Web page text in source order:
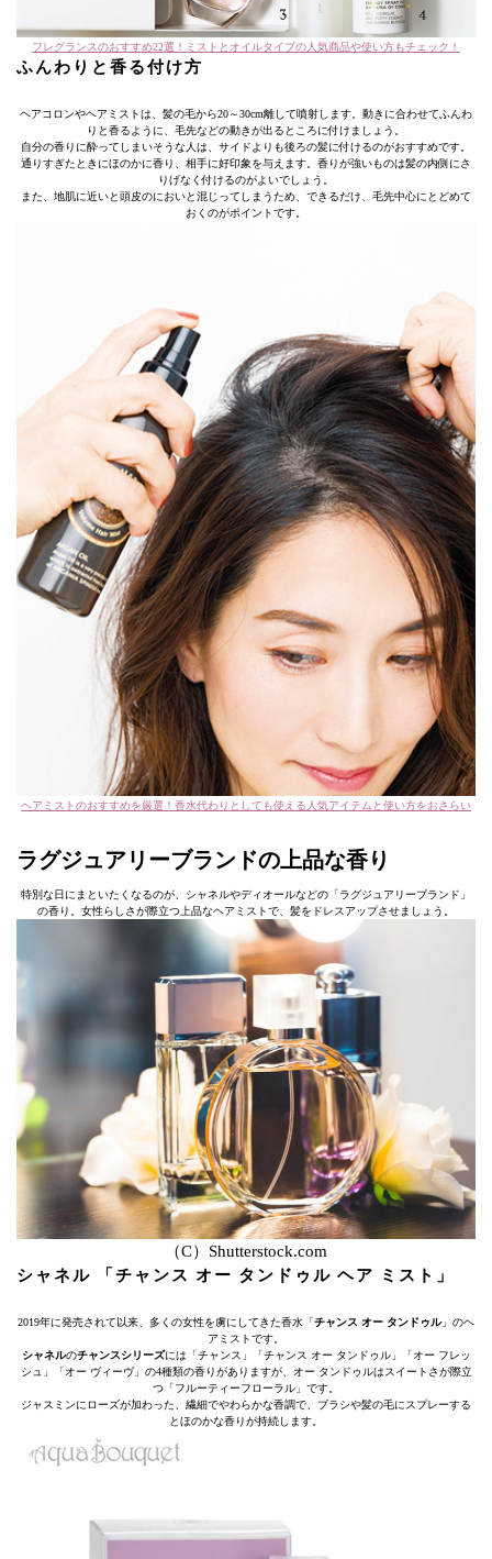
フレグランスのおすすめ22選！ミストとオイルタイプの人気商品や使い方もチェック！
ふんわりと香る付け方
ヘアコロンやヘアミストは、髪の毛から20～30cm離して噴射します。動きに合わせてふんわ
りと香るように、毛先などの動きが出るところに付けましょう。
自分の香りに酔ってしまいそうな人は、サイドよりも後ろの髪に付けるのがおすすめです。
通りすぎたときにほのかに香り、相手に好印象を与えます。香りが強いものは髪の内側にさ
りげなく付けるのがよいでしょう。
また、地肌に近いと頭皮のにおいと混じってしまうため、できるだけ、毛先中心にとどめて
おくのがポイントです。
ヘアミストのおすすめを厳選！香水代わりとしても使える人気アイテムと使い方をおさらい
ラグジュアリーブランドの上品な香り
特別な日にまといたくなるのが、シャネルやディオールなどの「ラグジュアリーブランド」
の香り。女性らしさが際立つ上品なヘアミストで、髪をドレスアップさせましょう。
（C）Shutterstock.com
シャネル 「チャンス オー タンドゥル ヘア ミスト」
2019年に発売されて以来、多くの女性を虜にしてきた香水「チャンス オー タンドゥル」のヘ
アミストです。
シャネルのチャンスシリーズには「チャンス」「チャンス オー タンドゥル」「オー フレッ
シュ」「オー ヴィーヴ」の4種類の香りがありますが、オー タンドゥルはスイートさが際立
つ「フルーティーフローラル」です。
ジャスミンにローズが加わった、繊細でやわらかな香調で、ブラシや髪の毛にスプレーする
とほのかな香りが持続します。